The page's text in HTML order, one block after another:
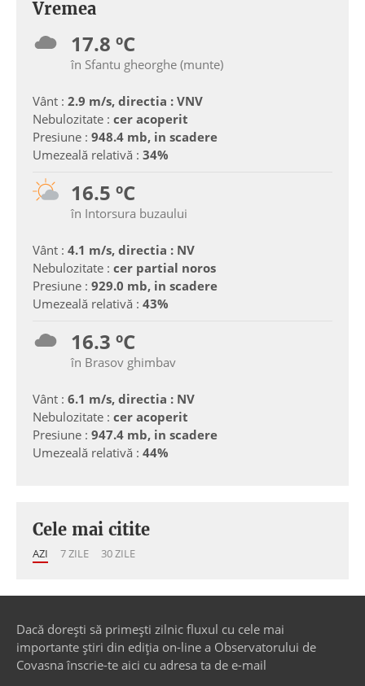
Vremea
17.8 ºC
în Sfantu gheorghe (munte)
Vânt : 2.9 m/s, directia : VNV
Nebulozitate : cer acoperit
Presiune : 948.4 mb, in scadere
Umezeală relativă : 34%
16.5 ºC
în Intorsura buzaului
Vânt : 4.1 m/s, directia : NV
Nebulozitate : cer partial noros
Presiune : 929.0 mb, in scadere
Umezeală relativă : 43%
16.3 ºC
în Brasov ghimbav
Vânt : 6.1 m/s, directia : NV
Nebulozitate : cer acoperit
Presiune : 947.4 mb, in scadere
Umezeală relativă : 44%
Cele mai citite
AZI 7 ZILE 30 ZILE
Dacă dorești să primești zilnic fluxul cu cele mai
importante știri din ediția on-line a Observatorului de
Covasna înscrie-te aici cu adresa ta de e-mail